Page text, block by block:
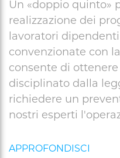
Un «doppio quinto»
realizzazione dei
lavoratori
convenzionate con
consente di
disciplinato dalla
richiedere un
nostri esperti